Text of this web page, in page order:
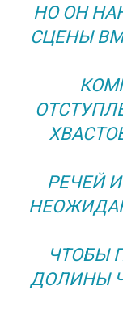
НО ОН
СЦЕНЫ
РЕЧЕЙ
ЧТОБЫ
ДОЛИНЫ